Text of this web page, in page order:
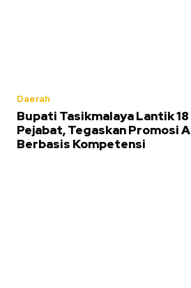
Daerah
Bupati Tasikmalaya Lantik 18
Pejabat, Tegaskan Promosi
Berbasis Kompetensi